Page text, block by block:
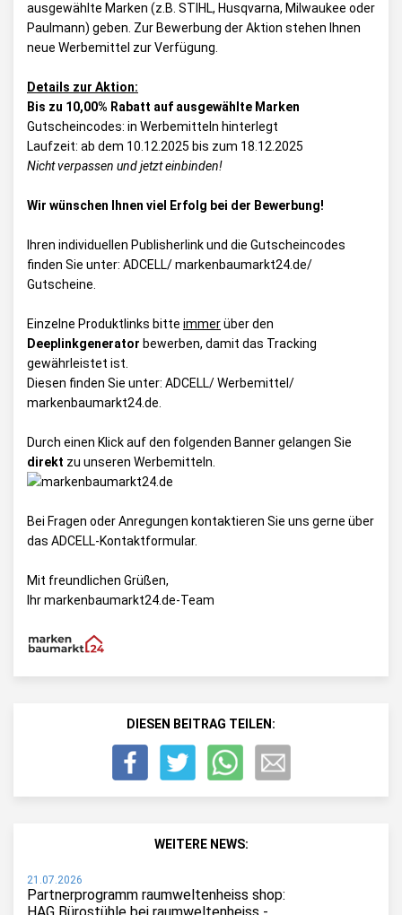
ausgewählte Marken (z.B. STIHL, Husqvarna, Milwaukee oder
Paulmann) geben. Zur Bewerbung der Aktion stehen Ihnen
neue Werbemittel zur Verfügung.
Details zur Aktion:
Bis zu 10,00% Rabatt auf ausgewählte Marken
Gutscheincodes: in Werbemitteln hinterlegt
Laufzeit: ab dem 10.12.2025 bis zum 18.12.2025
Nicht verpassen und jetzt einbinden!
Wir wünschen Ihnen viel Erfolg bei der Bewerbung!
Ihren individuellen Publisherlink und die Gutscheincodes
finden Sie unter: ADCELL/ markenbaumarkt24.de/
Gutscheine
Einzelne Produktlinks bitte immerüber den
Deeplinkgenerator bewerben, damit das Tracking
gewährleistet ist.
Diesen finden Sie unter: ADCELL/ Werbemittel/
markenbaumarkt24.de
Durch einen Klick auf den folgenden Banner gelangen Sie
direkt zu unseren Werbemitteln.
Bei Fragen oder Anregungen kontaktieren Sie uns gerne über
das ADCELL-Kontaktformular.
Mit freundlichen Grüßen,
Ihr markenbaumarkt24.de-Team
DIESEN BEITRAG TEILEN:
WEITERE NEWS:
21.07.2026
Partnerprogramm raumweltenheiss shop: